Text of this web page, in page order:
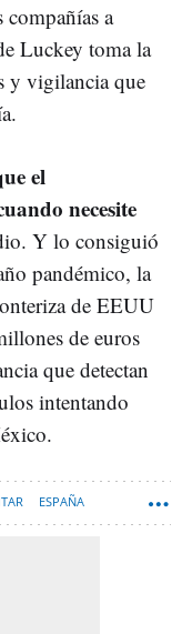
compañías a
Luckey toma la
y vigilancia que
el
necesite
Y lo consiguió
pandémico, la
de EEUU
de euros
que detectan
intentando
ESPAÑA